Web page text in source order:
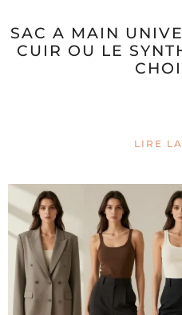
SAC A MAIN
CUIR OU LE
LIRE